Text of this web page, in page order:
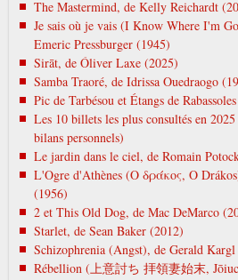
The Mastermind, de Kelly Reichardt
Je sais où je vais (I Know Where I'm
Emeric Pressburger (1945)
Sirāt, de Óliver Laxe (2025)
Samba Traoré, de Idrissa Ouedraogo
Pic de Tarbésou et Étangs de Rabassoles
Les 10 billets les plus consultés en
bilans personnels)
Le jardin dans le ciel, de Romain
L'Ogre d'Athènes (Ο δράκος, O
(1956)
2 et This Old Dog, de Mac DeMarco
Starlet, de Sean Baker (2012)
Schizophrenia (Angst), de Gerald
Rébellion (上意討ち 拝領妻始末,